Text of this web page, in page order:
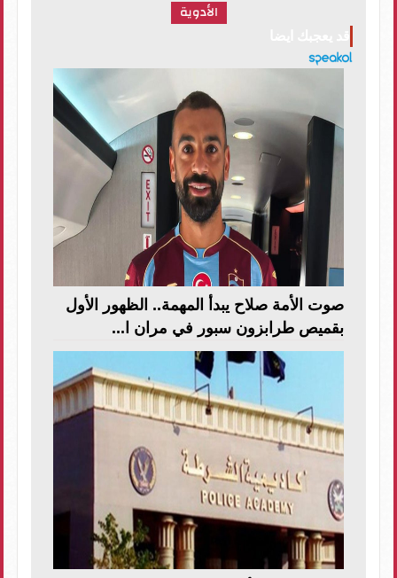
الأدوية
صوت الأمة صلاح يبدأ المهمة.. الظهور الأول
بقميص طرابزون سبور في مران ا...